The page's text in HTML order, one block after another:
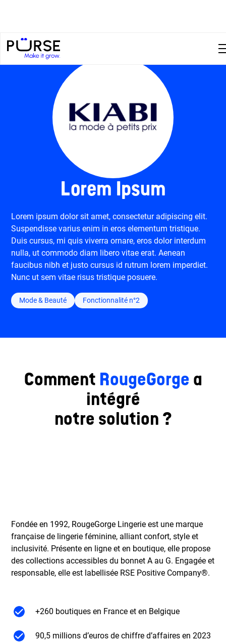
Lorem Ipsum
Lorem ipsum dolor sit amet, consectetur adipiscing elit.
Suspendisse varius enim in eros elementum tristique.
Duis cursus, mi quis viverra ornare, eros dolor interdum
nulla, ut commodo diam libero vitae erat. Aenean
faucibus nibh et justo cursus id rutrum lorem imperdiet.
Nunc ut sem vitae risus tristique posuere.
Mode & Beauté Fonctionnalité n°2
Comment RougeGorge a
intégré
notre solution ?
Fondée en 1992, RougeGorge Lingerie est une marque
française de lingerie féminine, alliant confort, style et
inclusivité. Présente en ligne et en boutique, elle propose
des collections accessibles du bonnet A au G. Engagée et
responsable, elle est labellisée RSE Positive Company®.
+260 boutiques en France et en Belgique
90,5 millions d’euros de chiffre d’affaires en 2023